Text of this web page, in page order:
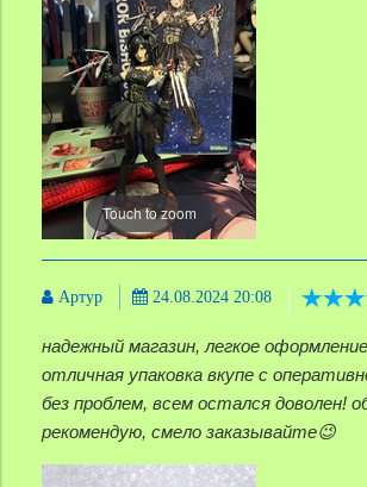
Touch to zoom
Артур 24.08.2024 20:08
надежный магазин, легкое оформление
отличная упаковка вкупе с
без проблем, всем остался доволен!
рекомендую, смело заказывайте😉